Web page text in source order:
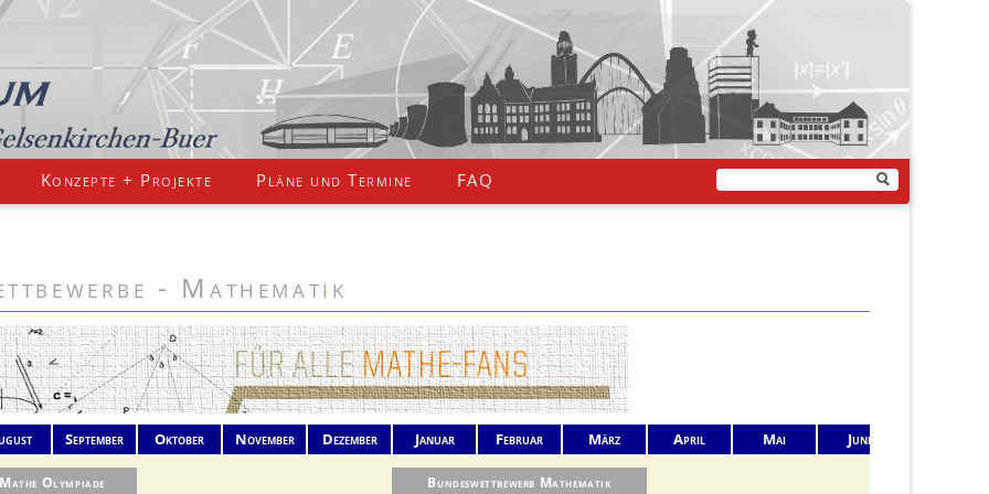
Konzepte + Projekte Pläne und Termine FAQ
- Mathematik
September Oktober November Dezember Januar Februar März April Mai Juni
Mathe Olympiade Bundeswettbewerb Mathematik